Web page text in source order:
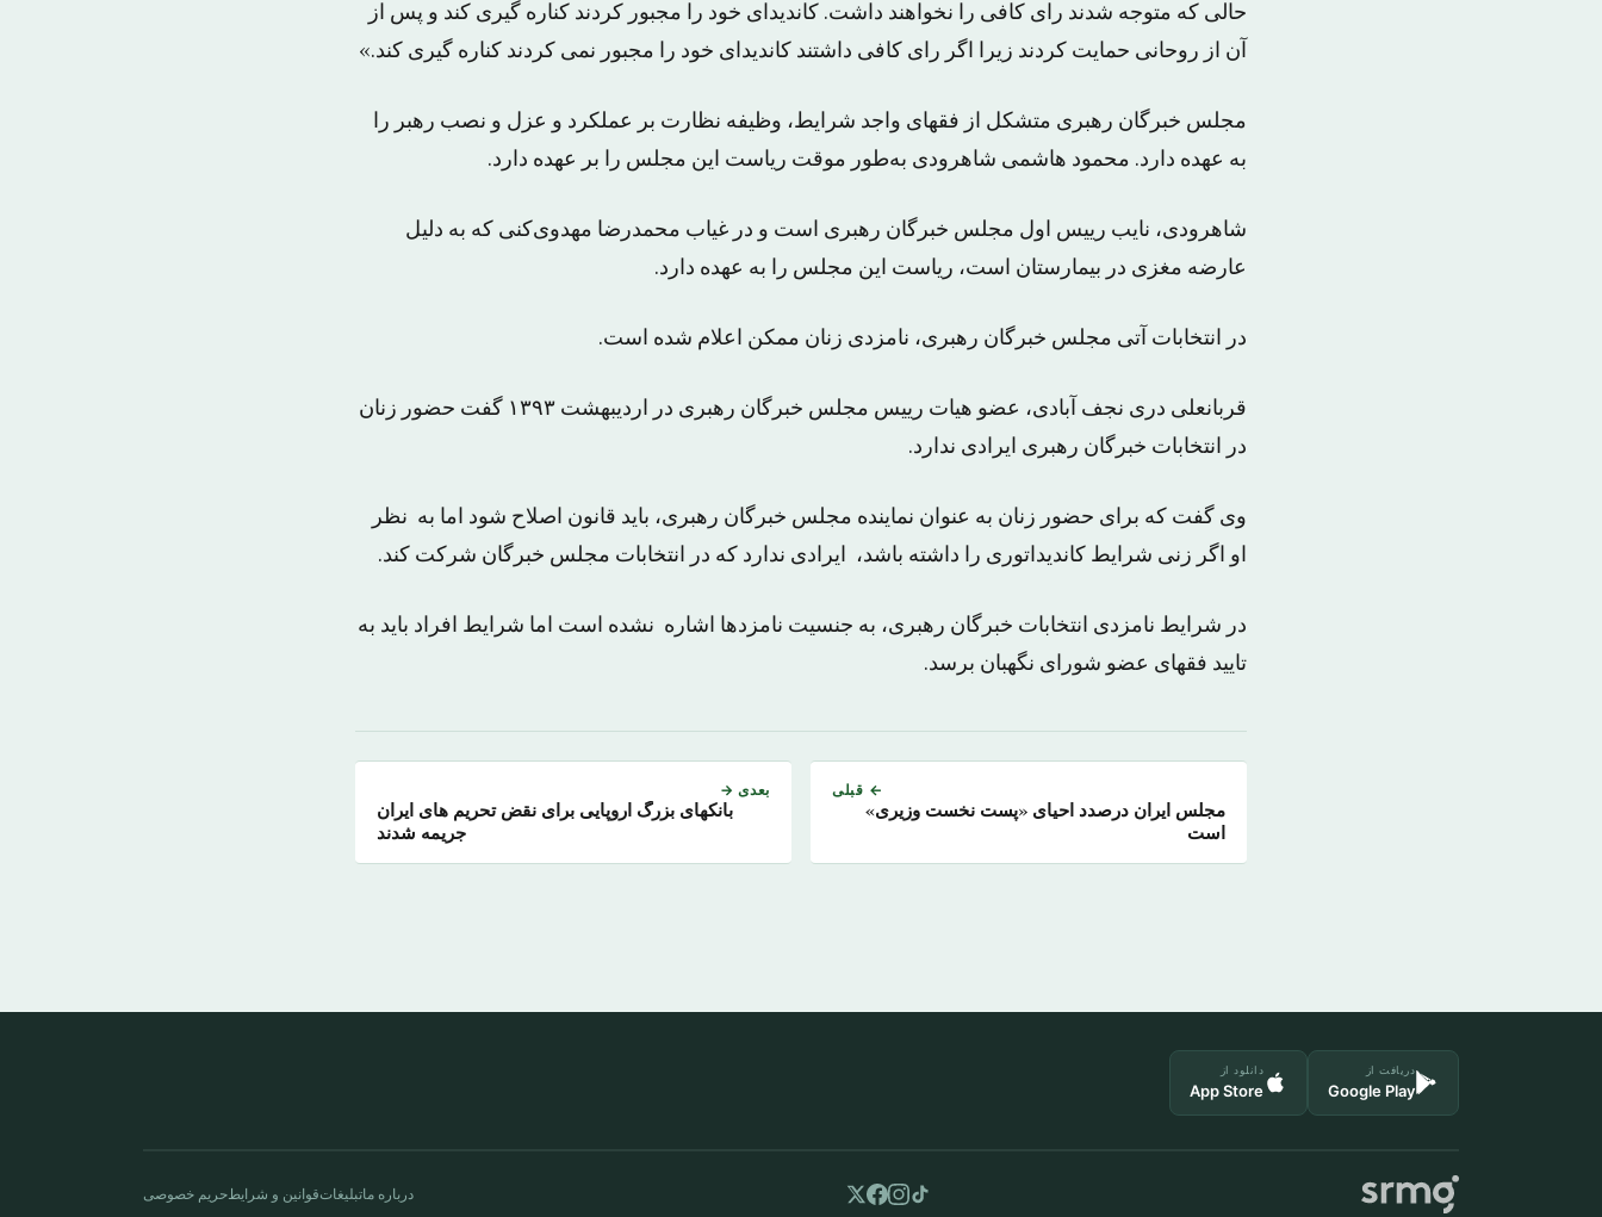
حالی که متوجه شدند رای کافی را نخواهند داشت. کاندیدای خود را مجبور کردند کناره گیری کند و پس از
آن از روحانی حمایت کردند زیرا اگر رای کافی داشتند کاندیدای خود را مجبور نمی کردند کناره گیری کند.»
مجلس خبرگان رهبری متشکل از فقهای واجد شرایط، وظیفه نظارت بر عملکرد و عزل و نصب رهبر را
به عهده دارد. محمود هاشمی شاهرودی به‌طور موقت ریاست این مجلس را بر عهده دارد.
شاهرودی، نایب رییس اول مجلس خبرگان رهبری است و در غیاب محمدرضا مهدوی‌کنی که به دلیل
عارضه مغزی در بیمارستان است، ریاست این مجلس را به عهده دارد.
در انتخابات آتی مجلس خبرگان رهبری، نامزدی زنان ممکن اعلام شده است.
قربانعلی دری نجف آبادی، عضو هیات رییس مجلس خبرگان رهبری در اردیبهشت ۱۳۹۳ گفت حضور زنان
در انتخابات خبرگان رهبری ایرادی ندارد.
وی گفت که برای حضور زنان به عنوان نماینده مجلس خبرگان رهبری، باید قانون اصلاح شود اما به نظر
او اگر زنی شرایط کاندیداتوری را داشته باشد، ایرادی ندارد که در انتخابات مجلس خبرگان شرکت کند.
در شرایط نامزدی انتخابات خبرگان رهبری، به جنسیت نامزدها اشاره نشده است اما شرایط افراد باید به
تایید فقهای عضو شورای نگهبان برسد.
← قبلی
مجلس ایران درصدد احیای «پست نخست وزیری»
است
بعدی →
بانکهای بزرگ اروپایی برای نقض تحریم های ایران
جریمه شدند
دریافت از
Google Play
دانلود از
App Store
درباره ماتبلیغاتقوانین و شرایطحریم خصوصی